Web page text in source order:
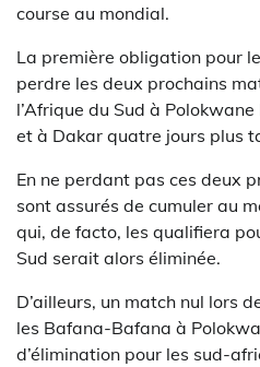
course au mondial.
La première obligation pour
perdre les deux prochains
l’Afrique du Sud à
et à Dakar quatre jours plus
En ne perdant pas ces deux
sont assurés de cumuler au
qui, de facto, les qualifiera
Sud serait alors éliminée.
D’ailleurs, un match nul lors
les Bafana-Bafana à
d’élimination pour les sud-